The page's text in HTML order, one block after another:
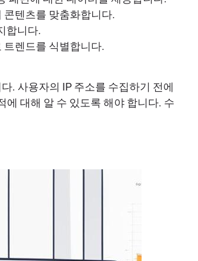
콘텐츠를 맞춤화합니다.
합니다.
트렌드를 식별합니다.
. 사용자의 IP 주소를 수집하기 전에
대해 알 수 있도록 해야 합니다. 수